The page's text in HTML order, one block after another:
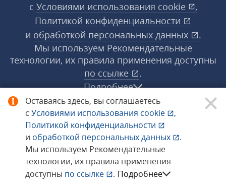
Оставаясь здесь, вы соглашаетесь
с Условиями использования cookie
,
Политикой конфиденциальности
и обработкой персональных данных
.
Мы используем Рекомендательные
технологии, их правила применения
доступны по ссылке . Подробнее
с Условиями использования cookie
,
Политикой конфиденциальности
и обработкой персональных данных
.
Мы используем Рекомендательные
технологии, их правила применения доступны
по ссылке
.
Подробнее
© 1998−2026 «1С‑Рарус» ®. Все права
защищены.
Сообщить об ошибке